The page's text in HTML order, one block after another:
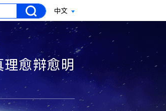
中文
理愈辩愈明